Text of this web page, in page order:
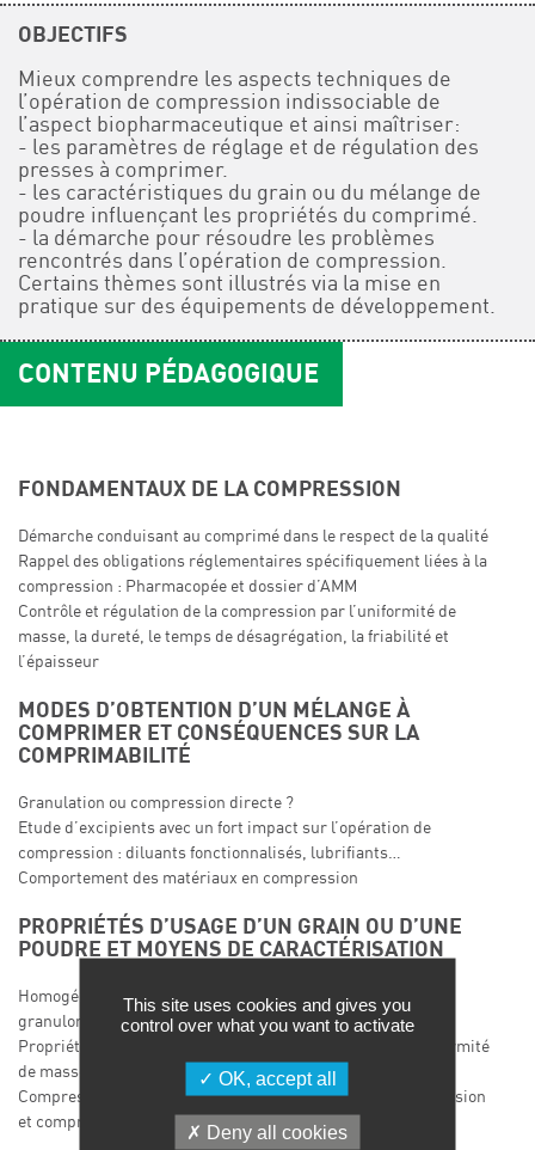
OBJECTIFS
Mieux comprendre les aspects techniques de
l’opération de compression indissociable de
l’aspect biopharmaceutique et ainsi maîtriser:
- les paramètres de réglage et de régulation des
presses à comprimer.
- les caractéristiques du grain ou du mélange de
poudre influençant les propriétés du comprimé.
- la démarche pour résoudre les problèmes
rencontrés dans l’opération de compression.
Certains thèmes sont illustrés via la mise en
pratique sur des équipements de développement.
CONTENU PÉDAGOGIQUE
FONDAMENTAUX DE LA COMPRESSION
Démarche conduisant au comprimé dans le respect de la qualité
Rappel des obligations réglementaires spécifiquement liées à la
compression : Pharmacopée et dossier d’AMM
Contrôle et régulation de la compression par l’uniformité de
masse, la dureté, le temps de désagrégation, la friabilité et
l’épaisseur
MODES D’OBTENTION D’UN MÉLANGE À
COMPRIMER ET CONSÉQUENCES SUR LA
COMPRIMABILITÉ
Granulation ou compression directe ?
Etude d’excipients avec un fort impact sur l’opération de
compression : diluants fonctionnalisés, lubrifiants…
Comportement des matériaux en compression
PROPRIÉTÉS D’USAGE D’UN GRAIN OU D’UNE
POUDRE ET MOYENS DE CARACTÉRISATION
Homogénéité et stabilité du mélange : densité, répartition
granulométrique
Propriétés d’écoulement : régularité de remplissage, uniformité
de masse et de teneur
Compressibilité et compactibilité : réglages de précompression
et compression
This site uses cookies and gives you
control over what you want to activate
OK, accept all
Deny all cookies